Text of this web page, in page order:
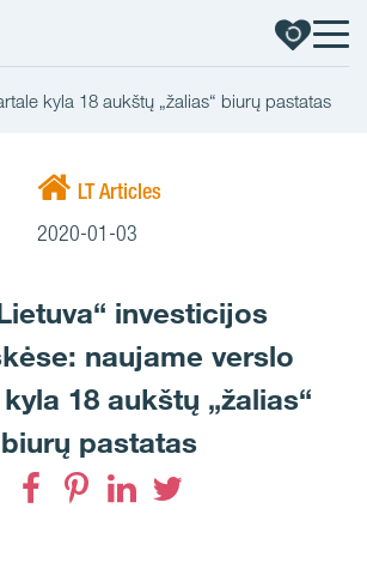
kyla 18 aukštų „žalias“ biurų pastatas
LT Articles
2020-01-03
investicijos
naujame verslo
18 aukštų „žalias“
biurų pastatas